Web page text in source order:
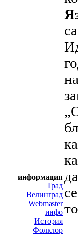
информация
Град
Велинград
Webmaster
инфо
История
Фолклор